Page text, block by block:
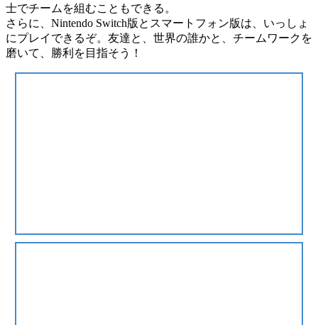
士でチームを組むこともできる。
さらに、Nintendo Switch版とスマートフォン版は、いっしょ
にプレイできるぞ。友達と、世界の誰かと、チームワークを
磨いて、勝利を目指そう！